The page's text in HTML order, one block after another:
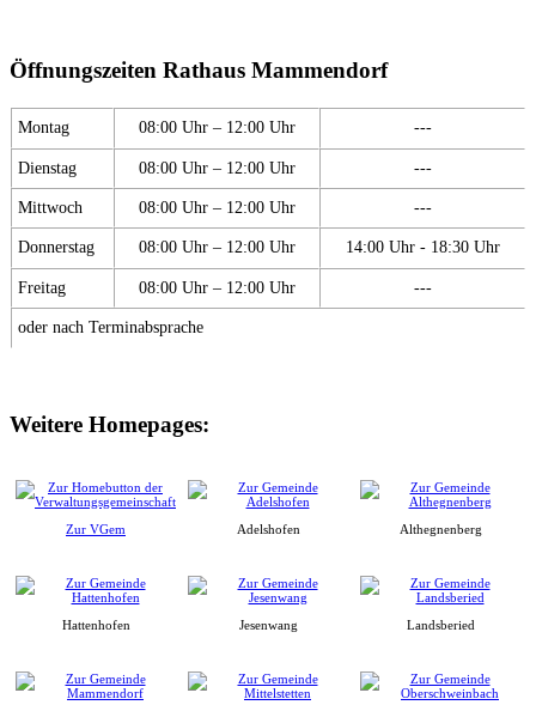
Öffnungszeiten Rathaus Mammendorf
Montag 08:00 Uhr – 12:00 Uhr ---
Dienstag 08:00 Uhr – 12:00 Uhr ---
Mittwoch 08:00 Uhr – 12:00 Uhr ---
Donnerstag 08:00 Uhr – 12:00 Uhr 14:00 Uhr - 18:30 Uhr
Freitag 08:00 Uhr – 12:00 Uhr ---
oder nach Terminabsprache
Weitere Homepages:
Zur VGem Adelshofen Althegnenberg
Hattenhofen Jesenwang Landsberied